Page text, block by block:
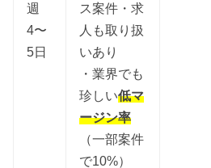
週
4〜
5日
ス案件・求
人も取り扱
いあり
・業界でも
珍しい低マ
ージン率
（一部案件
で10%）